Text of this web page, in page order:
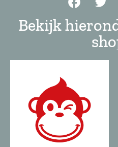
Bekijk